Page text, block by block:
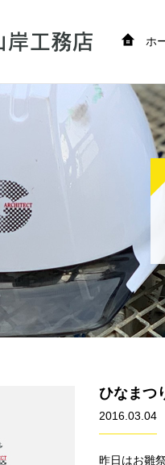
ホ
ひなまつ
2016.03.04
昨日はお雛